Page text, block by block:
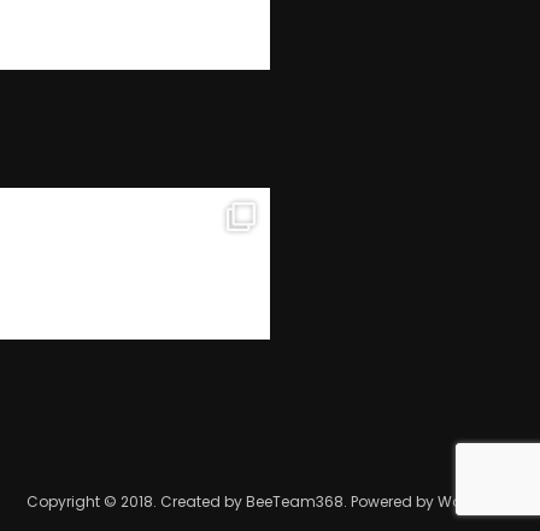
Copyright © 2018. Created by BeeTeam368. Powered by WordPress